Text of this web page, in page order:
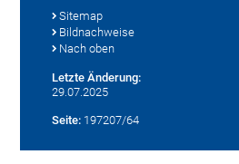
Sitemap
Bildnachweise
Nach oben
Letzte Änderung:
29.07.2025
Seite: 197207/64